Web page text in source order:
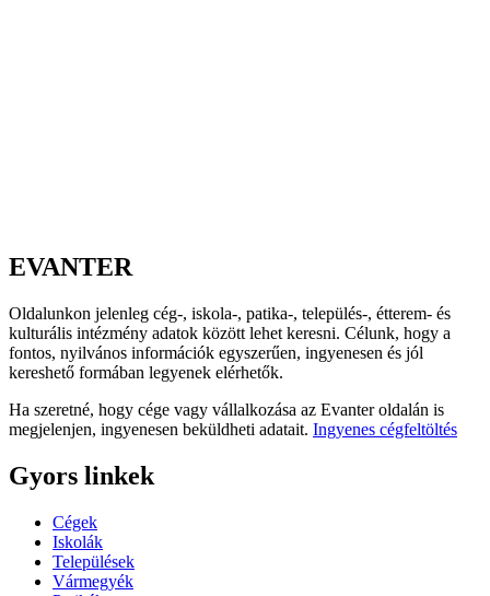
EVANTER
Oldalunkon jelenleg cég-, iskola-, patika-, település-, étterem- és
kulturális intézmény adatok között lehet keresni. Célunk, hogy a
fontos, nyilvános információk egyszerűen, ingyenesen és jól
kereshető formában legyenek elérhetők.
Ha szeretné, hogy cége vagy vállalkozása az Evanter oldalán is
megjelenjen, ingyenesen beküldheti adatait. Ingyenes cégfeltöltés
Gyors linkek
Cégek
Iskolák
Települések
Vármegyék